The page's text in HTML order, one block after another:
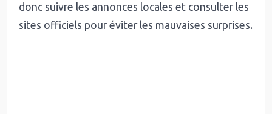
donc suivre les annonces locales et consulter les
sites officiels pour éviter les mauvaises surprises.